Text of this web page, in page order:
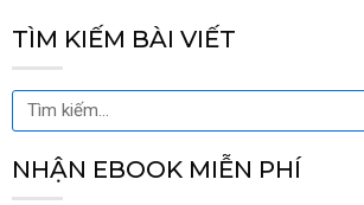
TÌM KIẾM BÀI VIẾT
Tìm
kiếm
NHẬN EBOOK MIỄN PHÍ